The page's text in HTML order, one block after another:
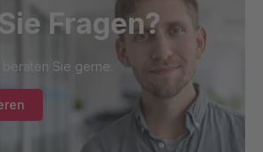
Fragen?
Sie gerne.